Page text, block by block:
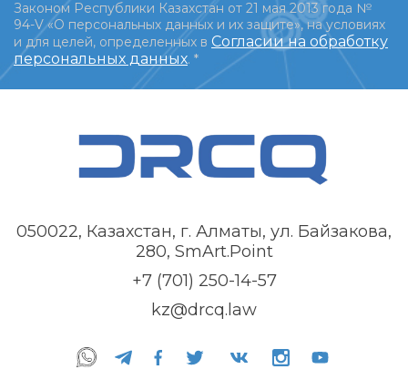
Законом Республики Казахстан от 21 мая 2013 года №
94-V «О персональных данных и их защите», на условиях
и для целей, определенных в Согласии на обработку
персональных данных. *
050022, Казахстан, г. Алматы, ул. Байзакова,
280, SmArt.Point
+7 (701) 250-14-57
kz@drcq.law